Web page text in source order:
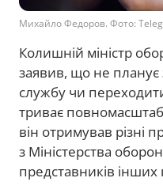
Михайло Федоров. Фото:
Колишній міністр
заявив, що не
службу чи
триває
він отримував різні
з Міністерства
представників інших